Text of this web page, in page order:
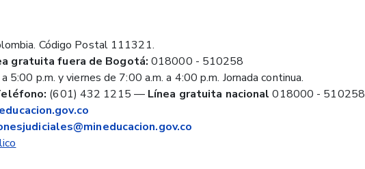
Código Postal 111321.
gratuita fuera de Bogotá: 018000 - 510258
5:00 p.m. y viernes de 7:00 a.m. a 4:00 p.m. Jornada continua.
(601) 432 1215 — Línea gratuita nacional 018000 - 510258